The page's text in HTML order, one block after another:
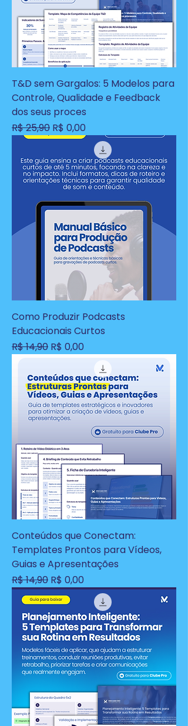
T&D sem Gargalos: 5 Modelos para
Controle, Qualidade e Feedback
dos seus proces
Preço normal
R$ 25,90 Preço promocional
R$ 0,00
Como Produzir Podcasts
Educacionais Curtos
Preço normal
R$ 14,90 Preço promocional
R$ 0,00
Conteúdos que Conectam:
Templates Prontos para Vídeos,
Guias e Apresentações
Preço normal
R$ 14,90 Preço promocional
R$ 0,00